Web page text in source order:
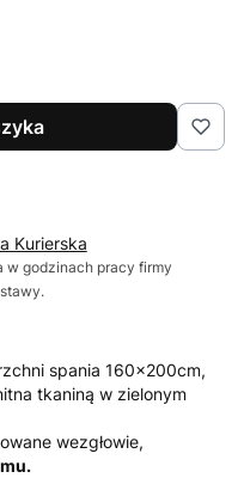
Kurierska
w godzinach pracy firmy
spania 160x200cm,
tkaniną w zielonym
wezgłowie,